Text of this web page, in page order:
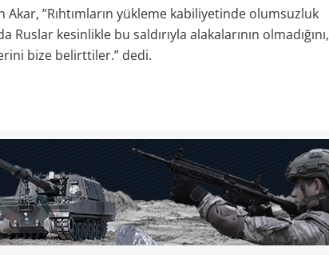
Akar, ”Rıhtımların yükleme kabiliyetinde olumsuzluk
Ruslar kesinlikle bu saldırıyla alakalarının olmadığını,
bize belirttiler.” dedi.